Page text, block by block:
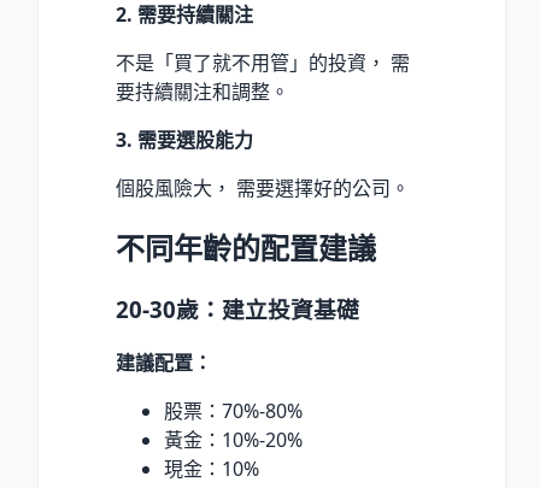
2. 需要持續關注
不是「買了就不用管」的投資， 需
要持續關注和調整。
3. 需要選股能力
個股風險大， 需要選擇好的公司。
不同年齡的配置建議
20-30歲：建立投資基礎
建議配置：
股票：70%-80%
黃金：10%-20%
現金：10%